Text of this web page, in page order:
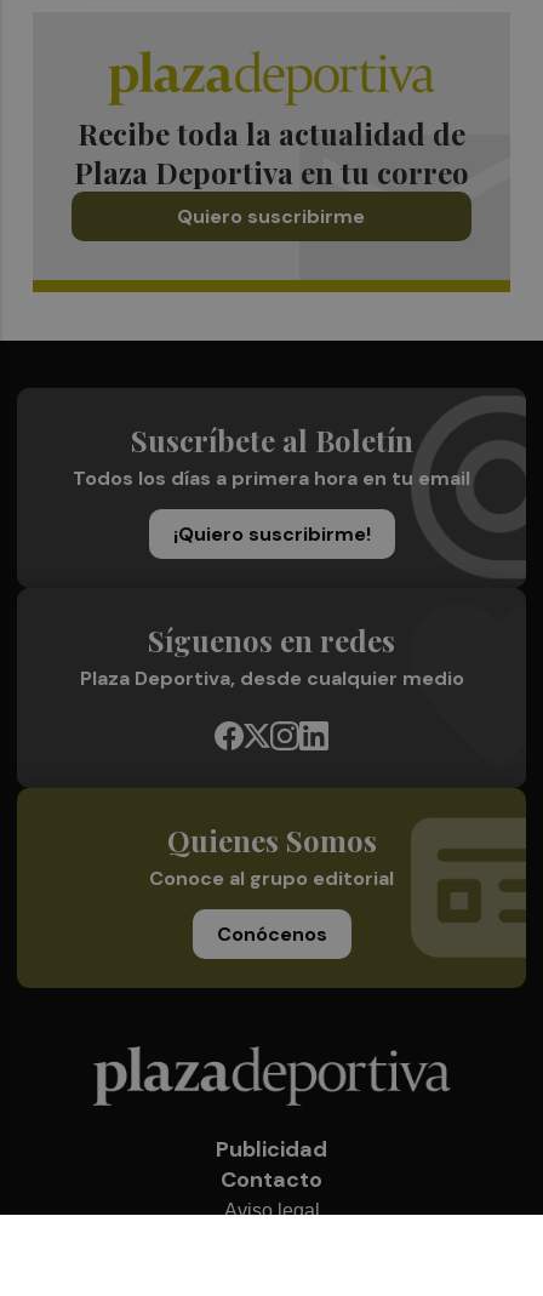
Recibe toda la actualidad de
Plaza Deportiva en tu correo
Quiero suscribirme
Suscríbete al Boletín
Todos los días a primera hora en tu email
¡Quiero suscribirme!
Síguenos en redes
Plaza Deportiva, desde cualquier medio
Quienes Somos
Conoce al grupo editorial
Conócenos
Publicidad
Contacto
Aviso legal